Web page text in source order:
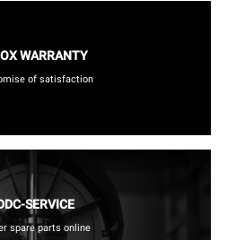
WARRANTY
of satisfaction.
SERVICE
spare parts online.